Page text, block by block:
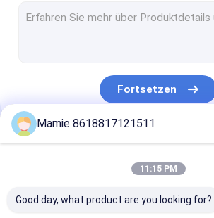
Fortsetzen
Unsere Kategorien
Mamie 8618817121511
11:15 PM
Good day, what product are you looking for?